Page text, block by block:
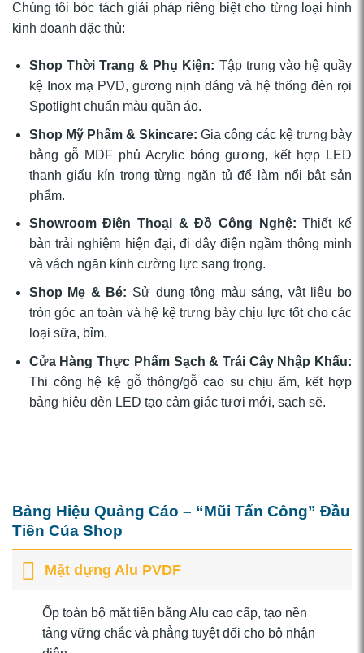
Chúng tôi bóc tách giải pháp riêng biệt cho từng loại hình
kinh doanh đặc thù:
Shop Thời Trang & Phụ Kiện: Tập trung vào hệ quầy
kệ Inox mạ PVD, gương nịnh dáng và hệ thống đèn rọi
Spotlight chuẩn màu quần áo.
Shop Mỹ Phẩm & Skincare: Gia công các kệ trưng bày
bằng gỗ MDF phủ Acrylic bóng gương, kết hợp LED
thanh giấu kín trong từng ngăn tủ để làm nổi bật sản
phẩm.
Showroom Điện Thoại & Đồ Công Nghệ: Thiết kế
bàn trải nghiệm hiện đại, đi dây điện ngầm thông minh
và vách ngăn kính cường lực sang trọng.
Shop Mẹ & Bé: Sử dụng tông màu sáng, vật liệu bo
tròn góc an toàn và hệ kệ trưng bày chịu lực tốt cho các
loại sữa, bỉm.
Cửa Hàng Thực Phẩm Sạch & Trái Cây Nhập Khẩu:
Thi công hệ kệ gỗ thông/gỗ cao su chịu ẩm, kết hợp
bảng hiệu đèn LED tạo cảm giác tươi mới, sạch sẽ.
Bảng Hiệu Quảng Cáo – “Mũi Tấn Công” Đầu
Tiên Của Shop
Mặt dựng Alu PVDF
Ốp toàn bộ mặt tiền bằng Alu cao cấp, tạo nền
tảng vững chắc và phẳng tuyệt đối cho bộ nhận